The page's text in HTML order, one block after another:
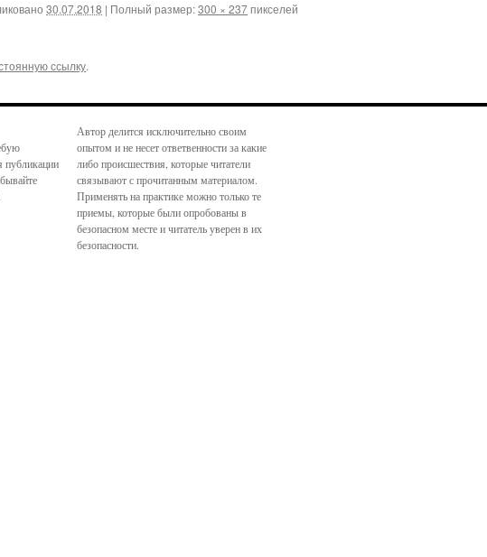
30.07.2018 | Полный размер:300 × 237пикселей
ссылку.
публикации
Автор делится исключительно своим
опытом и не несет ответвенности за какие
либо происшествия, которые читатели
связывают с прочитанным материалом.
Применять на практике можно только те
приемы, которые были опробованы в
безопасном месте и читатель уверен в их
безопасности.